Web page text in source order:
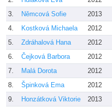
3.
Němcová Sofie 2013
4.
Kostková Michaela 2012
5.
Zdráhalová Hana 2012
6.
Čejková Barbora 2012
7.
Malá Dorota 2012
8.
Špinková Ema 2012
9.
Honzátková Viktorie 2013